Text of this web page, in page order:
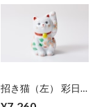
招き猫（左） 彩日